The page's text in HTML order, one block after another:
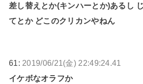
差し替えとか(キンハーとか)あるし
てとか どこのクリカンやねん
61: 2019/06/21(金) 22:49:24.41
イケボなオラフか